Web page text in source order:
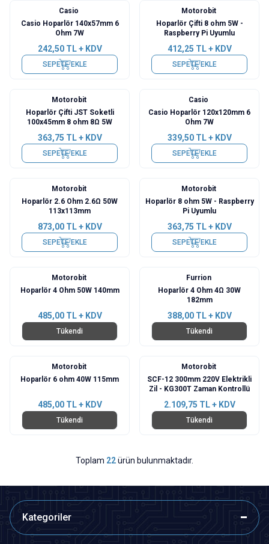
Casio
Casio Hoparlör 140x57mm 6
Ohm 7W
242,50TL + KDV
SEPETE EKLE
Motorobit
Hoparlör Çifti 8 ohm 5W -
Raspberry Pi Uyumlu
412,25 TL + KDV
SEPETE EKLE
Motorobit
Hoparlör Çifti JST Soketli
100x45mm 8 ohm 8Ω 5W
363,75 TL + KDV
SEPETE EKLE
Casio
Casio Hoparlör 120x120mm 6
Ohm 7W
339,50TL + KDV
SEPETE EKLE
Motorobit
Hoparlör 2.6 Ohm 2.6Ω 50W
113x113mm
873,00TL + KDV
SEPETE EKLE
Motorobit
Hoparlör 8 ohm 5W - Raspberry
Pi Uyumlu
363,75 TL + KDV
SEPETE EKLE
Motorobit
Hoparlör 4 Ohm 50W 140mm
485,00TL + KDV
Tükendi
Furrion
Hoparlör 4 Ohm 4Ω 30W
182mm
388,00TL + KDV
Tükendi
Motorobit
Hoparlör 6 ohm 40W 115mm
485,00TL + KDV
Tükendi
Motorobit
SCF-12 300mm 220V Elektrikli
Zil - KG300T Zaman Kontrollü
2.109,75 TL + KDV
Tükendi
Toplam 22ürün bulunmaktadır.
Kategoriler